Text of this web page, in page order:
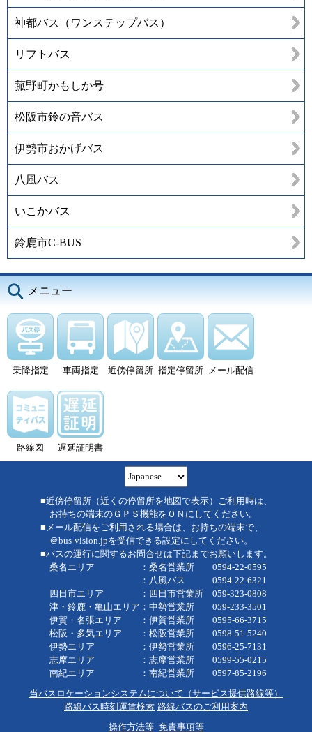
神都バス（ワンステップバス）
リフトバス
菰野町かもしか号
松阪市鈴の音バス
伊勢市おかげバス
八風バス
いこかバス
鈴鹿市C-BUS
メニュー
乗降指定 車両指定 近傍停留所 指定停留所 メール配信
路線図 遅延証明書
■近傍停留所（近くの停留所を地図で表示）ご利用時は、
お持ちの端末のＧＰＳ機能をＯＮにしてください。
■メール配信をご利用される場合は、お持ちの端末で、
＠bus-vision.jpを受信できる設定にしてください。
■バスの運行に関するお問合せは下記までお願いします。
桑名エリア ：桑名営業所 0594-22-0595
：八風バス 0594-22-6321
四日市エリア ：四日市営業所 059-323-0808
津・鈴鹿・亀山エリア：中勢営業所 059-233-3501
伊賀・名張エリア ：伊賀営業所 0595-66-3715
松阪・多気エリア ：松阪営業所 0598-51-5240
伊勢エリア ：伊勢営業所 0596-25-7131
志摩エリア ：志摩営業所 0599-55-0215
南紀エリア ：南紀営業所 0597-85-2196
当バスロケーションシステムについて（サービス提供路線等）
路線バス時刻運賃検索 路線バスのご利用案内
操作方法等 免責事項等